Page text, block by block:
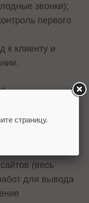
звонки);
первого
к клиенту и
(весь
для вывода
страницу.